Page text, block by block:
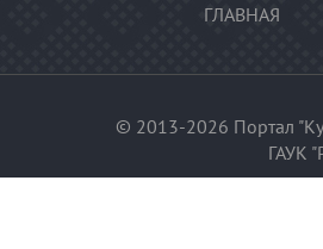
ГЛАВНАЯ
© 2013-2026 Портал
ГАУК